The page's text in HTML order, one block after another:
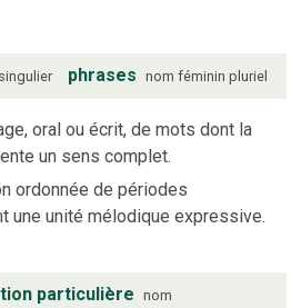
singulier phrases nom féminin pluriel
oral ou écrit, de mots dont la
un sens complet.
ordonnée de périodes
une unité mélodique expressive.
particulière nom